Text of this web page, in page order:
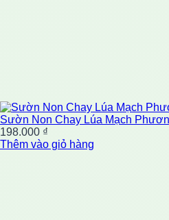
Sườn Non Chay Lúa Mạch
198.000 ₫
Thêm vào giỏ hàng